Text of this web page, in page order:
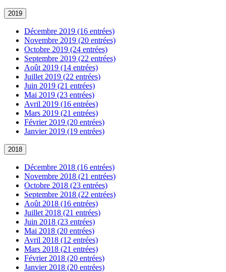
2019
Décembre 2019 (16 entrées)
Novembre 2019 (20 entrées)
Octobre 2019 (24 entrées)
Septembre 2019 (22 entrées)
Août 2019 (14 entrées)
Juillet 2019 (22 entrées)
Juin 2019 (21 entrées)
Mai 2019 (23 entrées)
Avril 2019 (16 entrées)
Mars 2019 (21 entrées)
Février 2019 (20 entrées)
Janvier 2019 (19 entrées)
2018
Décembre 2018 (16 entrées)
Novembre 2018 (21 entrées)
Octobre 2018 (23 entrées)
Septembre 2018 (22 entrées)
Août 2018 (16 entrées)
Juillet 2018 (21 entrées)
Juin 2018 (23 entrées)
Mai 2018 (20 entrées)
Avril 2018 (12 entrées)
Mars 2018 (21 entrées)
Février 2018 (20 entrées)
Janvier 2018 (20 entrées)